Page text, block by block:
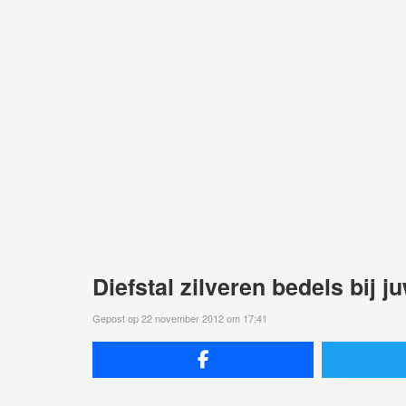
Diefstal zilveren bedels bij
Gepost op 22 november 2012 om 17:41